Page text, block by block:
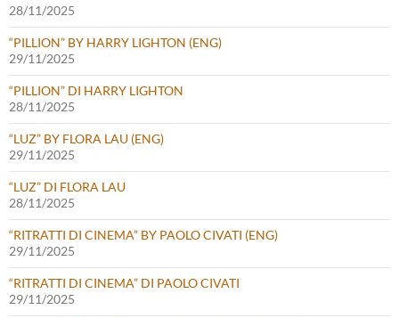
28/11/2025
“PILLION” BY HARRY LIGHTON (ENG)
29/11/2025
“PILLION” DI HARRY LIGHTON
28/11/2025
“LUZ” BY FLORA LAU (ENG)
29/11/2025
“LUZ” DI FLORA LAU
28/11/2025
“RITRATTI DI CINEMA” BY PAOLO CIVATI (ENG)
29/11/2025
“RITRATTI DI CINEMA” DI PAOLO CIVATI
29/11/2025